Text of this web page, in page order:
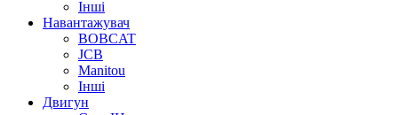
Інші
Навантажувач
BOBCAT
JCB
Manitou
Інші
Двигун